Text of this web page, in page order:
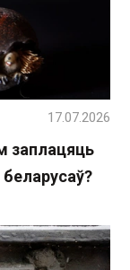
заплацяць
17.07.2026